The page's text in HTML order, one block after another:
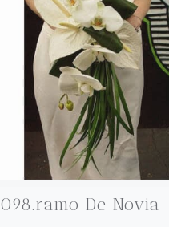
098.ramo De Novia